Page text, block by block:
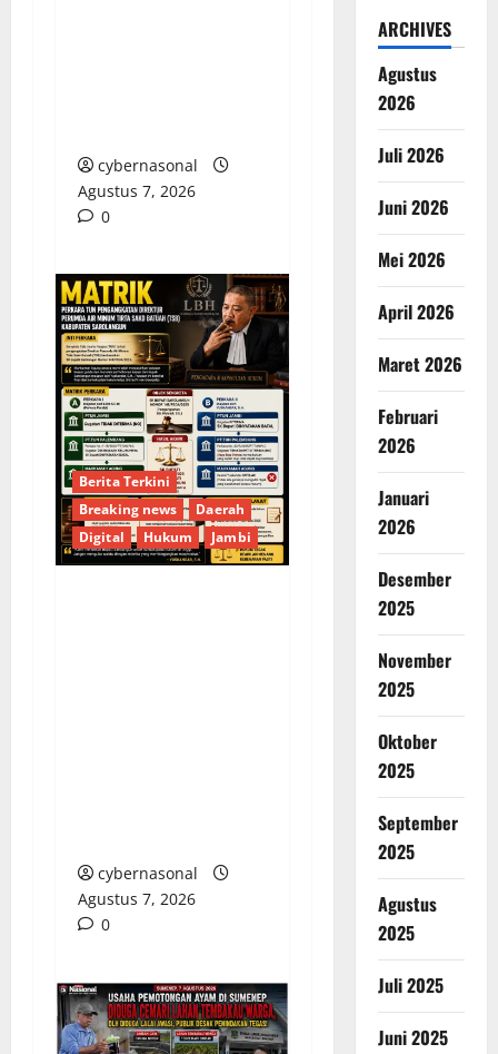
cybernasonal
Agustus 7, 2026
0
Berita Terkini
Breaking news
Daerah
Digital
Hukum Jambi
cybernasonal
Agustus 7, 2026
0
ARCHIVES
Agustus
2026
Juli 2026
Juni 2026
Mei 2026
April 2026
Maret 2026
Februari
2026
Januari
2026
Desember
2025
November
2025
Oktober
2025
September
2025
Agustus
2025
Juli 2025
Juni 2025